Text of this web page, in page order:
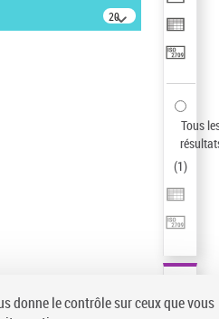
20
résultats/page
Tous
(1)
donne le contrôle sur ceux que vous